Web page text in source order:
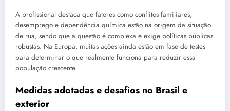
A profissional destaca que fatores como conflitos familiares,
desemprego e dependência química estão na origem da situação
de rua, sendo que a questão é complexa e exige políticas públicas
robustas. Na Europa, muitas ações ainda estão em fase de testes
para determinar o que realmente funciona para reduzir essa
população crescente.
Medidas adotadas e desafios no Brasil e
exterior